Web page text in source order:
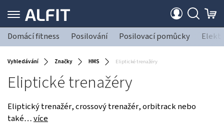
Domácí fitness Posilování Posilovací pomůcky
Vyhledávání Značky HMS Eliptické trenažéry
Eliptické trenažéry
Eliptický trenažér, crossový trenažér, orbitrack nebo
také… více